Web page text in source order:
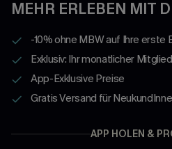
MEHR ERLEBEN MIT
-10% ohne MBW auf Ihre erste
Exklusiv: Ihr monatlicher
App-Exklusive Preise
Gratis Versand für
APP HOLEN &